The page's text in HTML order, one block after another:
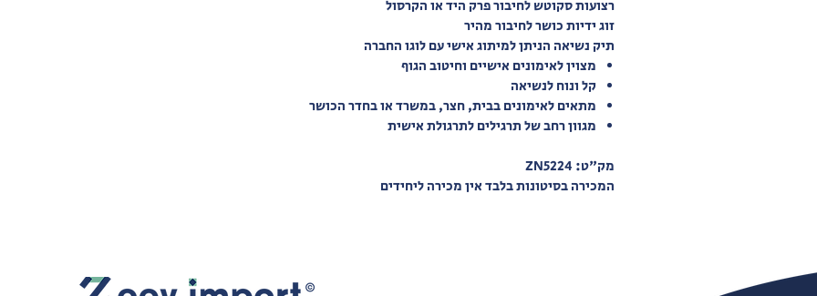
רצועות סקוטש לחיבור פרק היד או הקרסול
זוג ידיות כושר לחיבור מהיר
תיק נשיאה הניתן למיתוג אישי עם לוגו החברה
מצוין לאימונים אישיים וחיטוב הגוף
קל ונוח לנשיאה
מתאים לאימונים בבית, חצר, במשרד או בחדר הכושר
מגוון רחב של תרגילים לתרגולת אישית
מק"ט: ZN5224
המכירה בסיטונות בלבד אין מכירה ליחידים